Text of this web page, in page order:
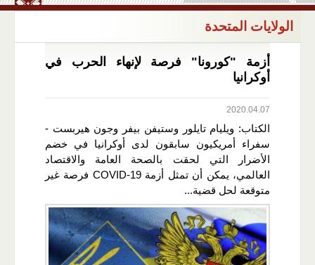
الولايات المتحدة
أزمة "كورونا" فرصة لإنهاء الحرب في
أوكرانيا
2020.04.07
الكتاب: ويليام تايلور وستيفن بيفر وجون هيربست -
سفراء أمريكيون سابقون لدى أوكرانيا في خضم
الأضرار التي لحقت بالصحة العامة والاقتصاد
العالمي، يمكن أن تمثل أزمة COVID-19 فرصة غير
متوقعة لحل قضية...